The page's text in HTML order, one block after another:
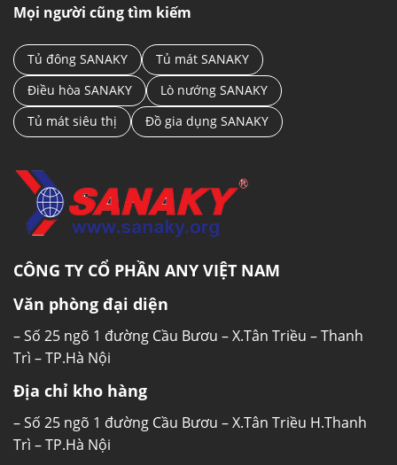
Mọi người cũng tìm kiếm
Tủ đông SANAKY
Tủ mát SANAKY
Điều hòa SANAKY
Lò nướng SANAKY
Tủ mát siêu thị
Đồ gia dụng SANAKY
CÔNG TY CỔ PHẦN ANY VIỆT NAM
Văn phòng đại diện
– Số 25 ngõ 1 đường Cầu Bươu – X.Tân Triều – Thanh
Trì – TP.Hà Nội
Địa chỉ kho hàng
– Số 25 ngõ 1 đường Cầu Bươu – X.Tân Triều H.Thanh
Trì – TP.Hà Nội